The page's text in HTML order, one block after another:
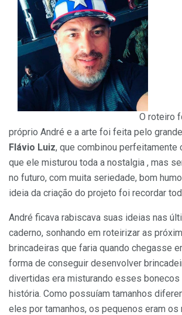
O roteiro
próprio André e a arte foi feita pelo
Flávio Luiz, que combinou perfeitamente
que ele misturou toda a nostalgia , mas
no futuro, com muita seriedade, bom
ideia da criação do projeto foi recordar
André ficava rabiscava suas ideias nas
caderno, sonhando em roteirizar as
brincadeiras que faria quando chegasse
forma de conseguir desenvolver
divertidas era misturando esses bonecos
história. Como possuíam tamanhos
eles por tamanhos, os pequenos eram os